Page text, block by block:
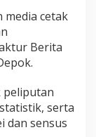
cetak
Berita
peliputan
serta
dan sensus